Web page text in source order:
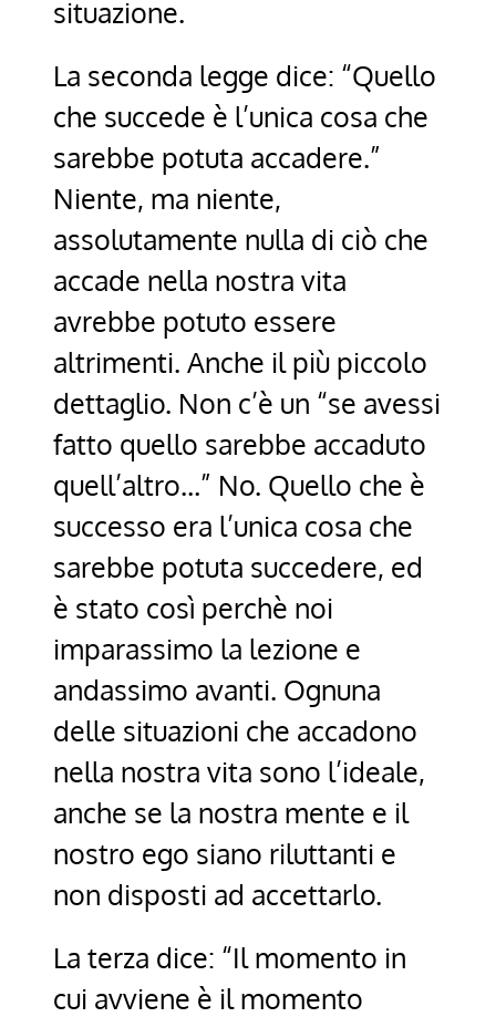
situazione.
La seconda legge dice: “Quello
che succede è l’unica cosa che
sarebbe potuta accadere.”
Niente, ma niente,
assolutamente nulla di ciò che
accade nella nostra vita
avrebbe potuto essere
altrimenti. Anche il più piccolo
dettaglio. Non c’è un “se avessi
fatto quello sarebbe accaduto
quell’altro…” No. Quello che è
successo era l’unica cosa che
sarebbe potuta succedere, ed
è stato così perchè noi
imparassimo la lezione e
andassimo avanti. Ognuna
delle situazioni che accadono
nella nostra vita sono l’ideale,
anche se la nostra mente e il
nostro ego siano riluttanti e
non disposti ad accettarlo.
La terza dice: “Il momento in
cui avviene è il momento